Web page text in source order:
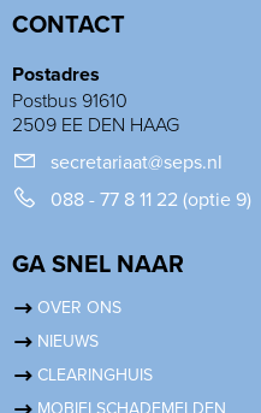
CONTACT
Postadres
Postbus 91610
2509 EE DEN HAAG
secretariaat@seps.nl
088 - 77 8 11 22 (optie 9)
GA SNEL NAAR
OVER ONS
NIEUWS
CLEARINGHUIS